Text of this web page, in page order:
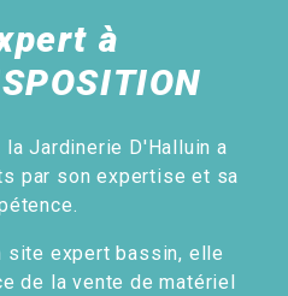
à
la Jardinerie D'Halluin a
par son expertise et sa
site expert bassin, elle
de la vente de matériel